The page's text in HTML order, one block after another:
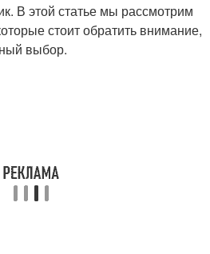
Посуды с индукционной
панелью
В этой статье мы рассмотрим
стоит обратить внимание,
выбор.